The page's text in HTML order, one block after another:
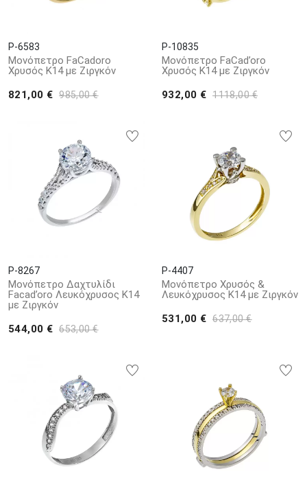
P-6583
Μονόπετρο FaCadoro
Χρυσός Κ14 με Ζιργκόν
821,00 € 985,00 €
P-10835
Μονόπετρο FaCad’oro
Χρυσός Κ14 με Ζιργκόν
932,00 € 1118,00 €
P-8267
Μονόπετρο Δαχτυλίδι
Facad’oro Λευκόχρυσος Κ14
με Ζιργκόν
544,00 € 653,00 €
P-4407
Μονόπετρο Χρυσός &
Λευκόχρυσος Κ14 με Ζιργκόν
531,00 € 637,00 €